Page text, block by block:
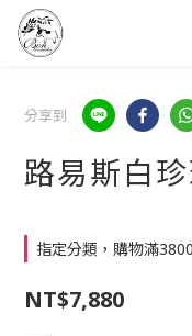
分享到
路易斯白
指定分類，購物滿
NT$7,880